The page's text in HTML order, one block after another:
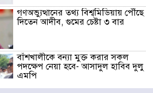
গণঅভ্যুত্থানের তথ্য বিশ্বমিডিয়ায় পৌঁছে
দিতেন আদীব, গুমের চেষ্টা ৩ বার
বাঁশখালীকে বন্যা মুক্ত করার সকল
পদক্ষেপ নেয়া হবে- আসাদুল হাবিব দুলু
এমপি